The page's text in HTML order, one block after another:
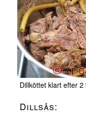
Dillköttet klart efter 2
Dillsås: